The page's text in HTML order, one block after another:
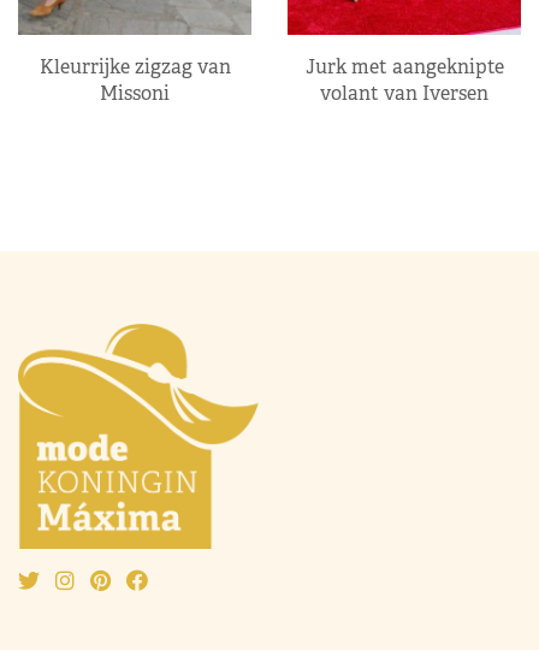
Kleurrijke zigzag van
Missoni
Jurk met aangeknipte
volant van Iversen